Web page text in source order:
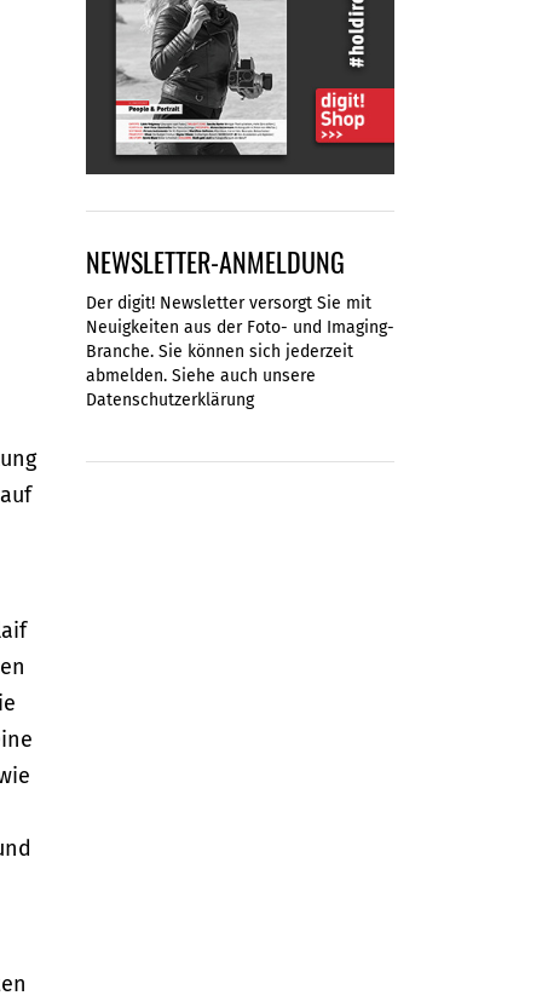
NEWSLETTER-ANMELDUNG
Der digit! Newsletter versorgt Sie mit
Neuigkeiten aus der Foto- und Imaging-
Branche. Sie können sich jederzeit
abmelden. Siehe auch unsere
Datenschutzerklärung